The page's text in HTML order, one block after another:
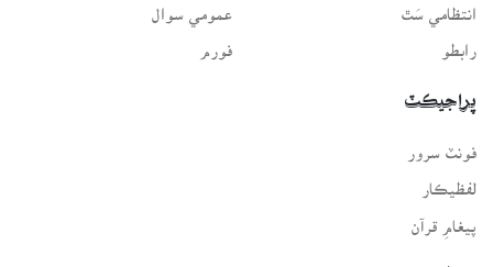
انتظامي سَٿ
رابطو
عمومي سوال
فورم
پراجيڪٽ
لفظيڪار
پيغامِ قرآن